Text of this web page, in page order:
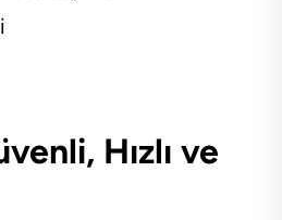
Hızlı ve